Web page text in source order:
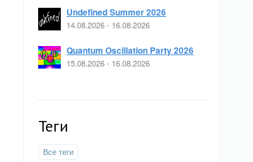
Undefined Summer 2026
14.08.2026 - 16.08.2026
Quantum Oscillation Party 2026
15.08.2026 - 16.08.2026
Теги
Все теги